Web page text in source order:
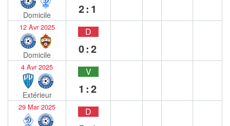
Domicile 2:1
12 Avr 2025
Domicile
D
0:2
4 Avr 2025
Extérieur
V
1:2
29 Mar 2025 D